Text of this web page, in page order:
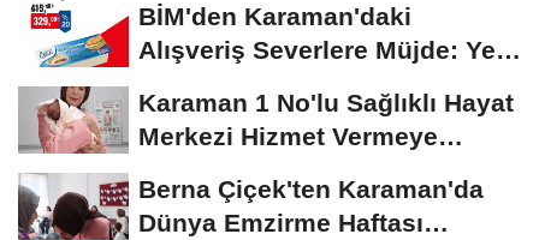
BİM'den Karaman'daki
Alışveriş Severlere Müjde: Yeni
Karaman 1 No'lu Sağlıklı Hayat
Merkezi Hizmet Vermeye
Berna Çiçek'ten Karaman'da
Dünya Emzirme Haftası